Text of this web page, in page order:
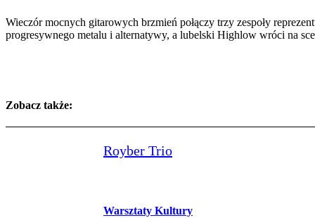
Wieczór mocnych gitarowych brzmień połączy trzy zespoły
progresywnego metalu i alternatywy, a lubelski Highlow wróci na
Zobacz także:
Royber Trio
Warsztaty Kultury